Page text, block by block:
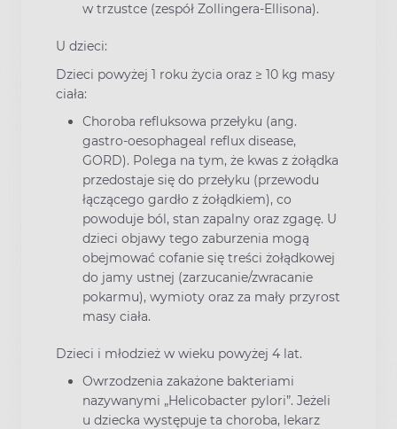
w trzustce (zespół Zollingera-Ellisona).
U dzieci:
Dzieci powyżej 1 roku życia oraz ≥ 10 kg masy
ciała:
Choroba refluksowa przełyku (ang.
gastro-oesophageal reflux disease,
GORD). Polega na tym, że kwas z żołądka
przedostaje się do przełyku (przewodu
łączącego gardło z żołądkiem), co
powoduje ból, stan zapalny oraz zgagę. U
dzieci objawy tego zaburzenia mogą
obejmować cofanie się treści żołądkowej
do jamy ustnej (zarzucanie/zwracanie
pokarmu), wymioty oraz za mały przyrost
masy ciała.
Dzieci i młodzież w wieku powyżej 4 lat.
Owrzodzenia zakażone bakteriami
nazywanymi „Helicobacter pylori”. Jeżeli
u dziecka występuje ta choroba, lekarz